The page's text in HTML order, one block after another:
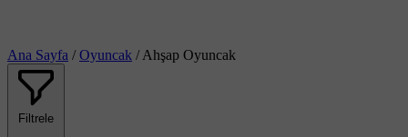
Ana Sayfa / Oyuncak / Ahşap Oyuncak
Filtrele